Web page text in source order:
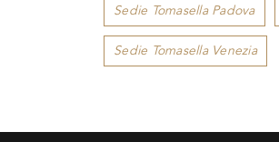
Sedie Tomasella Padova
Sedie Tomasella Venezia